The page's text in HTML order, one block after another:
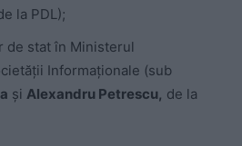
la PDL);
de stat în Ministerul
Informaționale (sub
și Alexandru Petrescu, de la